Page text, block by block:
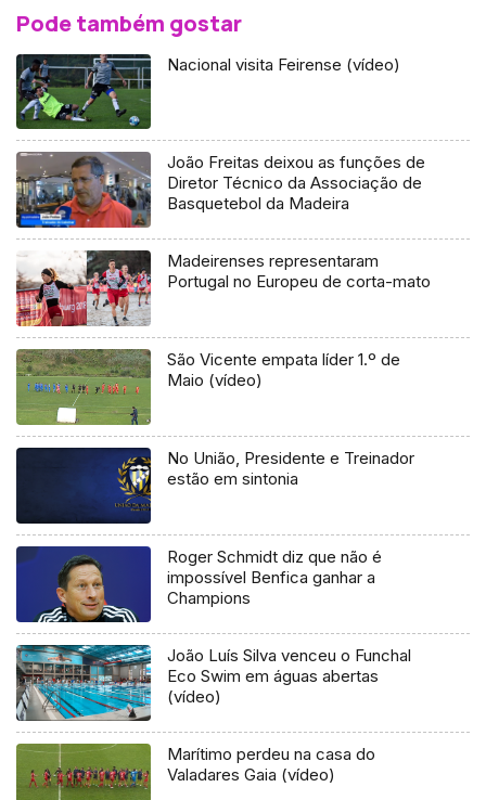
Pode também gostar
Nacional visita Feirense (vídeo)
João Freitas deixou as funções de
Diretor Técnico da Associação de
Basquetebol da Madeira
Madeirenses representaram
Portugal no Europeu de corta-mato
São Vicente empata líder 1.º de
Maio (vídeo)
No União, Presidente e Treinador
estão em sintonia
Roger Schmidt diz que não é
impossível Benfica ganhar a
Champions
João Luís Silva venceu o Funchal
Eco Swim em águas abertas
(vídeo)
Marítimo perdeu na casa do
Valadares Gaia (vídeo)